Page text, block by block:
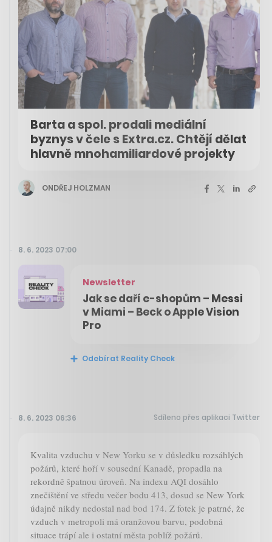
Barta a spol. prodali mediální
byznys v čele s Extra.cz. Chtějí dělat
hlavně mnohamiliardové projekty
ONDŘEJ HOLZMAN
8. 6. 2023 07:00
Newsletter
Jak se daří e-shopům – Messi
v Miami – Beck o Apple Vision
Pro
Odebírat Reality Check
8. 6. 2023 06:36 Sdíleno přes aplikaci Twitter
Kvalita vzduchu v New Yorku se v důsledku rozsáhlých
požárů, které hoří v sousední Kanadě, propadla na
rekordně špatnou úroveň. Na indexu AQI dosáhlo
znečištění ve středu večer bodu 413, dosud se New York
údajně nikdy nedostal nad bod 174. Z fotek je patrné, že
vzduch v metropoli má oranžovou barvu, podobná
situace trápí ale i ostatní města poblíž požárů.